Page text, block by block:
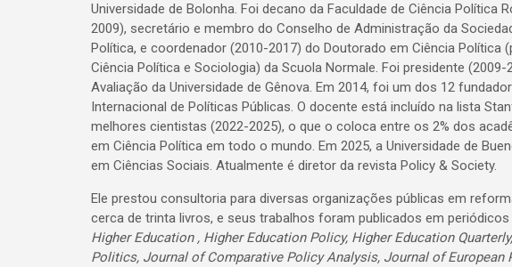
Universidade de Bolonha. Foi decano da Faculdade de Ciência Política
2009), secretário e membro do Conselho de Administração da
Política, e coordenador (2010-2017) do Doutorado em Ciência Política
Ciência Política e Sociologia) da Scuola Normale. Foi presidente
Avaliação da Universidade de Gênova. Em 2014, foi um dos 12
Internacional de Políticas Públicas. O docente está incluído na lista
melhores cientistas (2022-2025), o que o coloca entre os 2% dos
em Ciência Política em todo o mundo. Em 2025, a Universidade de
em Ciências Sociais. Atualmente é diretor da revista Policy & Society.
Ele prestou consultoria para diversas organizações públicas em
cerca de trinta livros, e seus trabalhos foram publicados em
Higher Education , Higher Education Policy, Higher Education
Politics, Journal of Comparative Policy Analysis, Journal of European